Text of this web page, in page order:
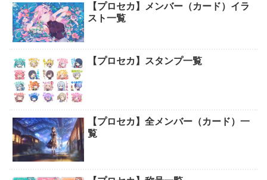
【プロセカ】メンバー（カード）イラ
スト一覧
【プロセカ】スタンプ一覧
【プロセカ】全メンバー（カード）一
覧